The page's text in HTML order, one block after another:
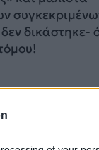
δικάστηκε-